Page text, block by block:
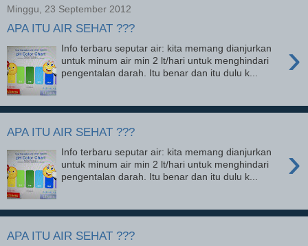
Minggu, 23 September 2012
APA ITU AIR SEHAT ???
›
Info terbaru seputar air: kita memang dianjurkan
untuk minum air min 2 lt/hari untuk menghindari
pengentalan darah. Itu benar dan itu dulu k...
APA ITU AIR SEHAT ???
›
Info terbaru seputar air: kita memang dianjurkan
untuk minum air min 2 lt/hari untuk menghindari
pengentalan darah. Itu benar dan itu dulu k...
APA ITU AIR SEHAT ???